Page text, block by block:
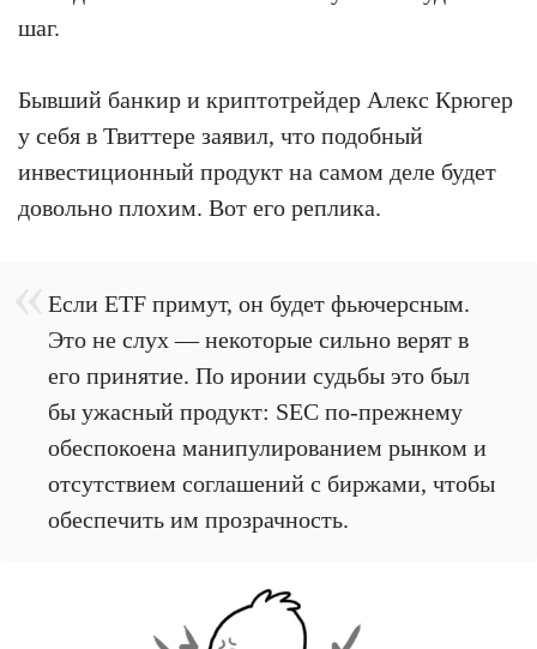
шаг.
Бывший банкир и криптотрейдер Алекс Крюгер
у себя в Твиттере заявил, что подобный
инвестиционный продукт на самом деле будет
довольно плохим. Вот его реплика.
Если ETF примут, он будет фьючерсным.
Это не слух — некоторые сильно верят в
его принятие. По иронии судьбы это был
бы ужасный продукт: SEC по-прежнему
обеспокоена манипулированием рынком и
отсутствием соглашений с биржами, чтобы
обеспечить им прозрачность.